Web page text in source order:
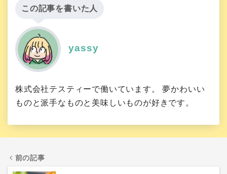
この記事を書いた人
yassy
株式会社テスティーで働いています。 夢かわいい
ものと派手なものと美味しいものが好きです。
前の記事